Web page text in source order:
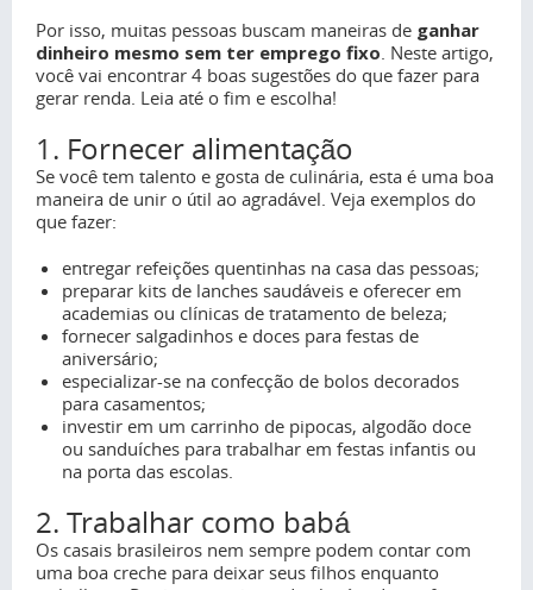
Por isso, muitas pessoas buscam maneiras de ganhar
dinheiro mesmo sem ter emprego fixo . Neste artigo,
você vai encontrar 4 boas sugestões do que fazer para
gerar renda. Leia até o fim e escolha!
1. Fornecer alimentação
Se você tem talento e gosta de culinária, esta é uma boa
maneira de unir o útil ao agradável. Veja exemplos do
que fazer:
entregar refeições quentinhas na casa das pessoas;
preparar kits de lanches saudáveis e oferecer em
academias ou clínicas de tratamento de beleza;
fornecer salgadinhos e doces para festas de
aniversário;
especializar-se na confecção de bolos decorados
para casamentos;
investir em um carrinho de pipocas, algodão doce
ou sanduíches para trabalhar em festas infantis ou
na porta das escolas.
2. Trabalhar como babá
Os casais brasileiros nem sempre podem contar com
uma boa creche para deixar seus filhos enquanto